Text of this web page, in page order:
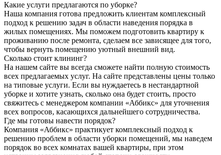
Какие услуги предлагаются по уборке?
Наша компания готова предложить клиентам комплексный
подход к решению задач в области наведения порядка в
жилых помещениях. Мы поможем подготовить квартиру к
проживанию после ремонта, сделаем все зависящее для того,
чтобы вернуть помещению уютный внешний вид.
Сколько стоит клининг?
На нашем сайте вы всегда сможете найти полную стоимость
всех предлагаемых услуг. На сайте представлены цены только
на типовые услуги. Если вы нуждаетесь в нестандартной
уборке и хотите узнать, сколько она будет стоить, просто
свяжитесь с менеджером компании «Аббикс» для уточнения
всех вопросов, касающихся дальнейшего сотрудничества.
Где мы готовы навести порядок?
Компания «Аббикс» практикует комплексный подход к
решению проблем в области уборки помещений, мы наведем
порядок во всех комнатах вашей квартиры, при этом